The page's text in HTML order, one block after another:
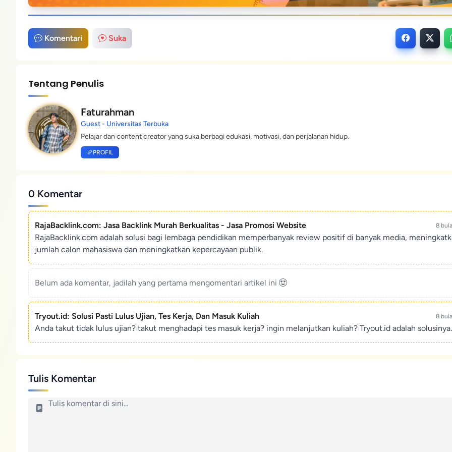
Komentari Suka
Tentang Penulis
Faturahman
Guest - Universitas Terbuka
Pelajar dan content creator yang suka berbagi edukasi, motivasi, dan perjalanan hidup.
PROFIL
0 Komentar
RajaBacklink.com: Jasa Backlink Murah Berkualitas - Jasa Promosi Website 8
RajaBacklink.com adalah solusi bagi lembaga pendidikan memperbanyak review positif di banyak media,
jumlah calon mahasiswa dan meningkatkan kepercayaan publik.
Belum ada komentar, jadilah yang pertama mengomentari artikel ini
Tryout.id: Solusi Pasti Lulus Ujian, Tes Kerja, Dan Masuk Kuliah 8
Anda takut tidak lulus ujian? takut menghadapi tes masuk kerja? ingin melanjutkan kuliah? Tryout.id adalah solusinya.
Tulis Komentar